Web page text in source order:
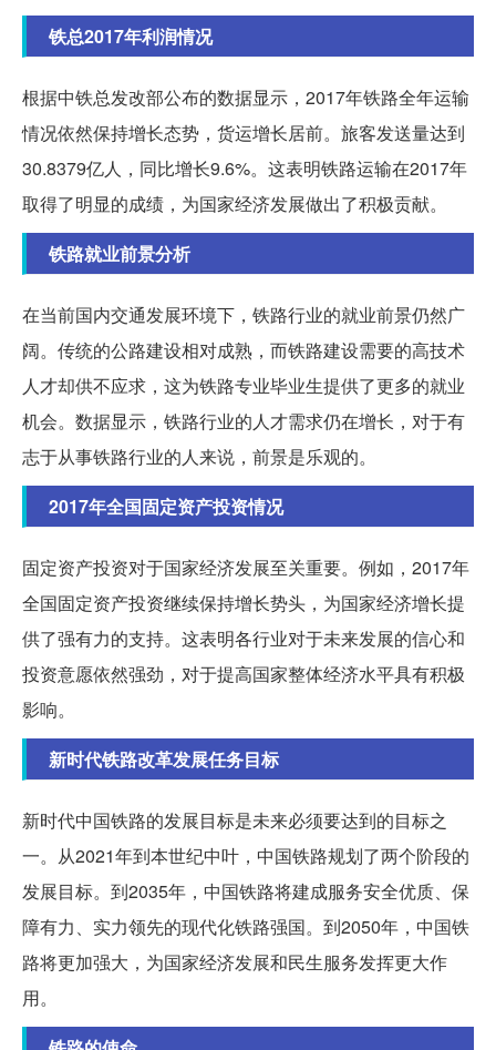
铁总2017年利润情况
根据中铁总发改部公布的数据显示，2017年铁路全年运输
情况依然保持增长态势，货运增长居前。旅客发送量达到
30.8379亿人，同比增长9.6%。这表明铁路运输在2017年
取得了明显的成绩，为国家经济发展做出了积极贡献。
铁路就业前景分析
在当前国内交通发展环境下，铁路行业的就业前景仍然广
阔。传统的公路建设相对成熟，而铁路建设需要的高技术
人才却供不应求，这为铁路专业毕业生提供了更多的就业
机会。数据显示，铁路行业的人才需求仍在增长，对于有
志于从事铁路行业的人来说，前景是乐观的。
2017年全国固定资产投资情况
固定资产投资对于国家经济发展至关重要。例如，2017年
全国固定资产投资继续保持增长势头，为国家经济增长提
供了强有力的支持。这表明各行业对于未来发展的信心和
投资意愿依然强劲，对于提高国家整体经济水平具有积极
影响。
新时代铁路改革发展任务目标
新时代中国铁路的发展目标是未来必须要达到的目标之
一。从2021年到本世纪中叶，中国铁路规划了两个阶段的
发展目标。到2035年，中国铁路将建成服务安全优质、保
障有力、实力领先的现代化铁路强国。到2050年，中国铁
路将更加强大，为国家经济发展和民生服务发挥更大作
用。